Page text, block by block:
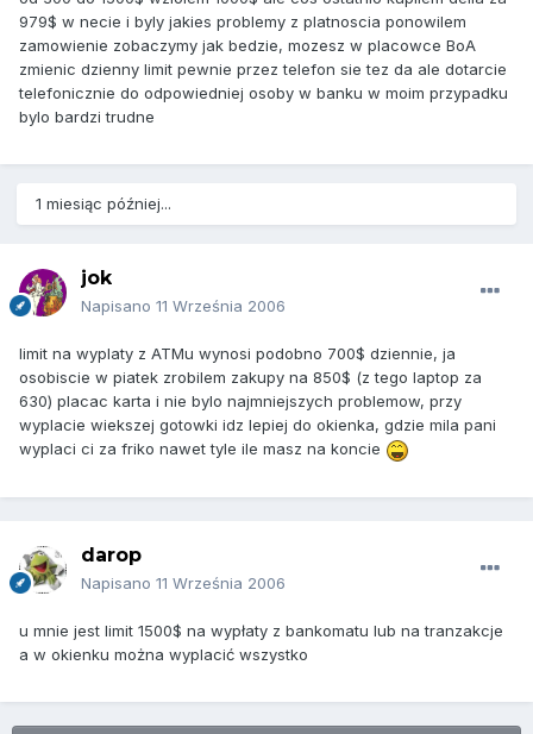
979$ w necie i byly jakies problemy z platnoscia ponowilem
zamowienie zobaczymy jak bedzie, mozesz w placowce BoA
zmienic dzienny limit pewnie przez telefon sie tez da ale dotarcie
telefonicznie do odpowiedniej osoby w banku w moim przypadku
bylo bardzi trudne
1 miesiąc później...
jok
Napisano 11 Września 2006
limit na wyplaty z ATMu wynosi podobno 700$ dziennie, ja
osobiscie w piatek zrobilem zakupy na 850$ (z tego laptop za
630) placac karta i nie bylo najmniejszych problemow, przy
wyplacie wiekszej gotowki idz lepiej do okienka, gdzie mila pani
wyplaci ci za friko nawet tyle ile masz na koncie
darop
Napisano 11 Września 2006
u mnie jest limit 1500$ na wypłaty z bankomatu lub na tranzakcje
a w okienku można wyplacić wszystko